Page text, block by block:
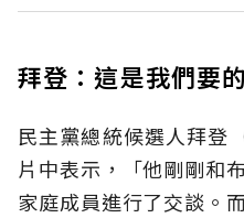
拜登：這是我們要
民主黨總統候選人拜登
片中表示，「他剛剛和
家庭成員進行了交談。